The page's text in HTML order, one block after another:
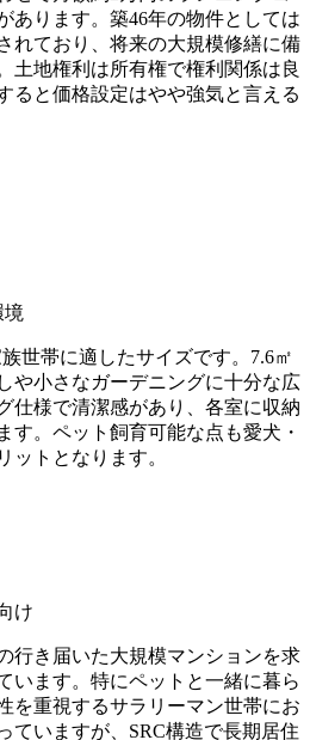
あります。築46年の物件としては
れており、将来の大規模修繕に備
土地権利は所有権で権利関係は良
ると価格設定はやや強気と言える
境
世帯に適したサイズです。7.6㎡
や小さなガーデニングに十分な広
仕様で清潔感があり、各室に収納
す。ペット飼育可能な点も愛犬・
ットとなります。
け
行き届いた大規模マンションを求
います。特にペットと一緒に暮ら
を重視するサラリーマン世帯にお
ていますが、SRC構造で長期居住